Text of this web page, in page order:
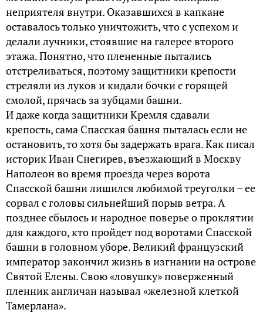
неприятеля внутри. Оказавшихся в капкане
оставалось только уничтожить, что с успехом и
делали лучники, стоявшие на галерее второго
этажа. Понятно, что плененные пытались
отстреливаться, поэтому защитники крепости
стреляли из луков и кидали бочки с горящей
смолой, прячась за зубцами башни.
И даже когда защитники Кремля сдавали
крепость, сама Спасская башня пыталась если не
остановить, то хотя бы задержать врага. Как писал
историк Иван Снегирев, въезжающий в Москву
Наполеон во время проезда через ворота
Спасской башни лишился любимой треуголки – ее
сорвал с головы сильнейший порыв ветра. А
позднее сбылось и народное поверье о проклятии
для каждого, кто пройдет под воротами Спасской
башни в головном уборе. Великий французский
император закончил жизнь в изгнании на острове
Святой Елены. Свою «ловушку» поверженный
пленник англичан называл «железной клеткой
Тамерлана».